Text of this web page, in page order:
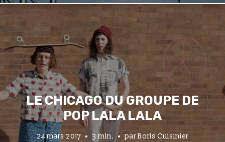
LE CHICAGO DU GROUPE DE
POP LALA LALA
24 mars 2017 3 min. parBoris Cuisinier